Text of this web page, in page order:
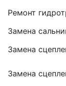
Ремонт
Замена
Замена
Замена